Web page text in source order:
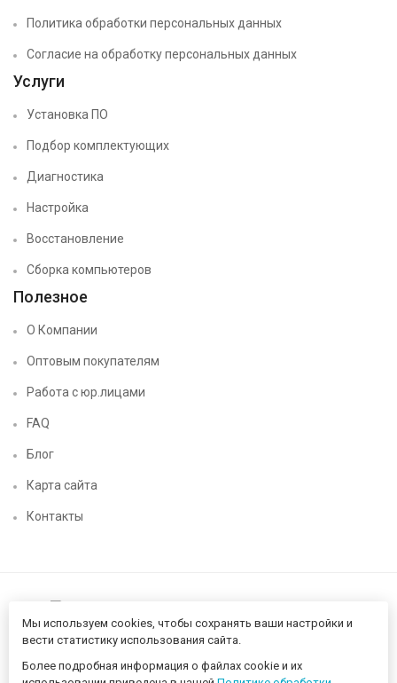
Политика обработки персональных данных
Согласие на обработку персональных данных
Услуги
Установка ПО
Подбор комплектующих
Диагностика
Настройка
Восстановление
Сборка компьютеров
Полезное
О Компании
Оптовым покупателям
Работа с юр.лицами
FAQ
Блог
Карта сайта
Контакты
Нижегородский цифровой CHIP52 - компьютерный магазин ©
Мы используем cookies, чтобы сохранять ваши настройки и
вести статистику использования сайта.
Более подробная информация о файлах cookie и их